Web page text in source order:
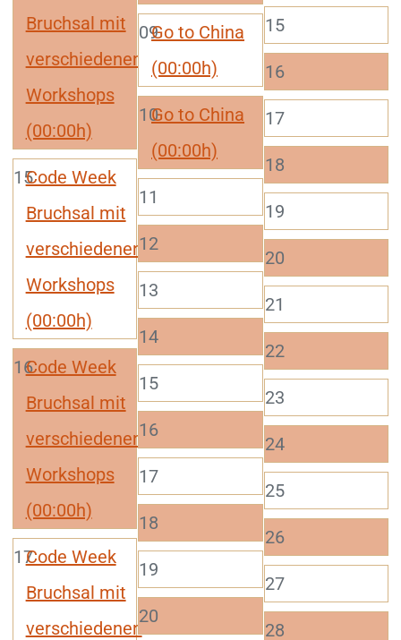
Bruchsal mit
verschiedenen
Workshops
(00:00h)
15Code Week
Bruchsal mit
verschiedenen
Workshops
(00:00h)
16Code Week
Bruchsal mit
verschiedenen
Workshops
(00:00h)
17Code Week
Bruchsal mit
verschiedenen
09Go to China
(00:00h)
10Go to China
(00:00h)
11
12
13
14
15
16
17
18
19
20
15
16
17
18
19
20
21
22
23
24
25
26
27
28